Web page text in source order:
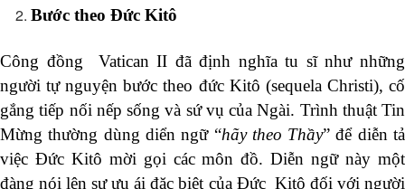
Bước theo Đức Kitô
Công đồng Vatican II đã định nghĩa tu sĩ như những
người tự nguyện bước theo đức Kitô (sequela Christi), cố
gắng tiếp nối nếp sống và sứ vụ của Ngài. Trình thuật Tin
Mừng thường dùng diển ngữ “hãy theo Thầy” để diễn tả
việc Đức Kitô mời gọi các môn đồ. Diễn ngữ này một
đàng nói lên sự ưu ái đặc biệt của Đức Kitô đối với người